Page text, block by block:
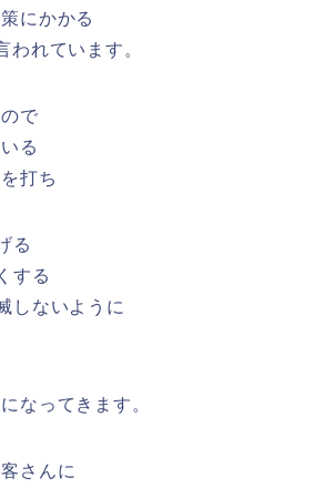
にかかる
われています。
で
る
打ち
る
する
しないように
なってきます。
さんに